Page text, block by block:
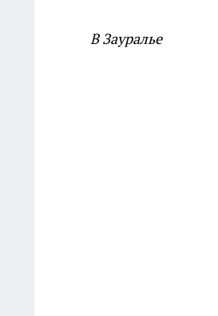
В Зауралье